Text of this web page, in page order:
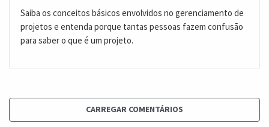
Saiba os conceitos básicos envolvidos no gerenciamento de
projetos e entenda porque tantas pessoas fazem confusão
para saber o que é um projeto.
CARREGAR COMENTÁRIOS